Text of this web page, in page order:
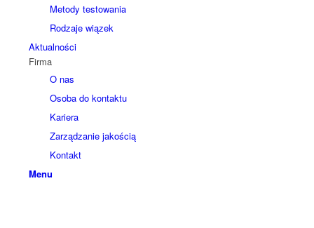
Metody testowania
Rodzaje wiązek
Aktualności
Firma
O nas
Osoba do kontaktu
Kariera
Zarządzanie jakością
Kontakt
Menu